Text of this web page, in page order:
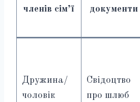
членів сім’ї
документи
Дружина/
чоловік
Свідоцтво
про шлюб